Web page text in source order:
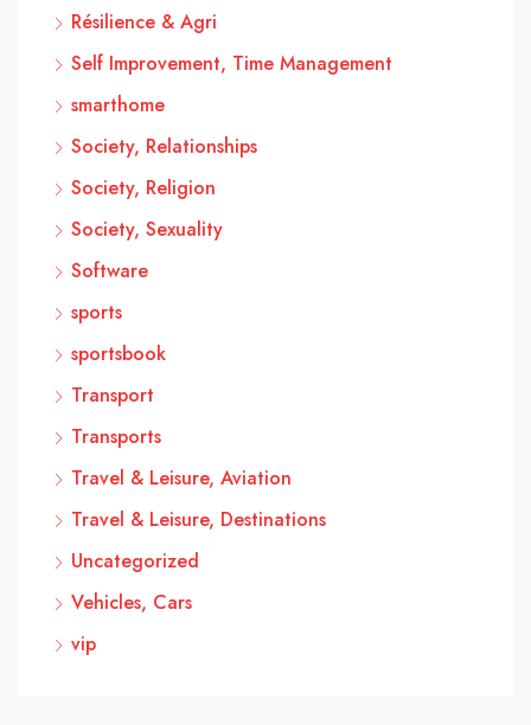
Résilience & Agri
Self Improvement, Time Management
smarthome
Society, Relationships
Society, Religion
Society, Sexuality
Software
sports
sportsbook
Transport
Transports
Travel & Leisure, Aviation
Travel & Leisure, Destinations
Uncategorized
Vehicles, Cars
vip